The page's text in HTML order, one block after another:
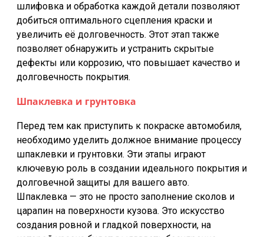
шлифовка и обработка каждой детали позволяют
добиться оптимального сцепления краски и
увеличить её долговечность. Этот этап также
позволяет обнаружить и устранить скрытые
дефекты или коррозию, что повышает качество и
долговечность покрытия.
Шпаклевка и грунтовка
Перед тем как приступить к покраске автомобиля,
необходимо уделить должное внимание процессу
шпаклевки и грунтовки. Эти этапы играют
ключевую роль в создании идеального покрытия и
долговечной защиты для вашего авто.
Шпаклевка — это не просто заполнение сколов и
царапин на поверхности кузова. Это искусство
создания ровной и гладкой поверхности, на